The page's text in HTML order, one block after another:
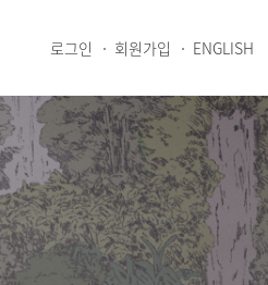
로그인 회원가입 ENGLISH